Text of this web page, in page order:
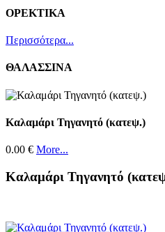
ΟΡΕΚΤΙΚΑ
Περισσότερα...
ΘΑΛΑΣΣΙΝΑ
Καλαμάρι Τηγανητό (κατεψ.)
0.00 € More...
Καλαμάρι Τηγανητό